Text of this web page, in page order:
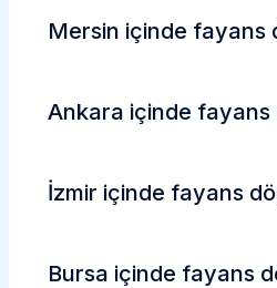
Mersin içinde fayans
Ankara içinde fayans
İzmir içinde fayans
Bursa içinde fayans